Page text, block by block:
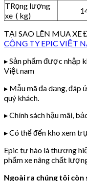
TRọng lượng
xe ( kg)
TẠI SAO LÊN MUA
CÔNG TY EPIC VIỆT
▸ Sản phẩm được nhập
Việt nam
▸ Mẫu mã đa dạng, đáp
quý khách.
▸ Chính sách hậu mãi,
▸ Có thể đến kho xem
Epic tự hào là thương
phẩm xe nâng chất
Ngoài ra chúng tôi